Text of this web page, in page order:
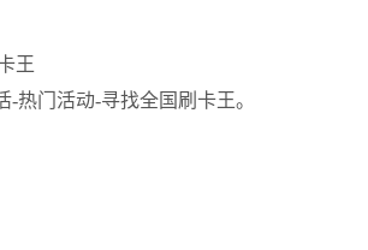
王
热门活动-寻找全国刷卡王。